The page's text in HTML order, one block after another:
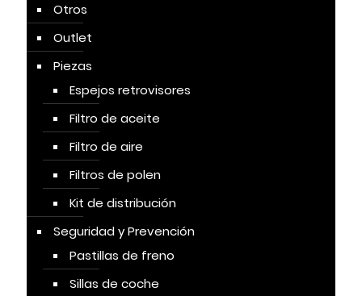
Otros
Outlet
Piezas
Espejos retrovisores
Filtro de aceite
Filtro de aire
Filtros de polen
Kit de distribución
Seguridad y Prevención
Pastillas de freno
Sillas de coche